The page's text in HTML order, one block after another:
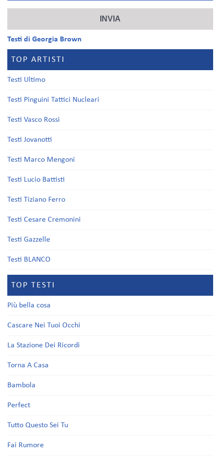
Testi di Georgia Brown
TOP ARTISTI
Testi Ultimo
Testi Pinguini Tattici Nucleari
Testi Vasco Rossi
Testi Jovanotti
Testi Marco Mengoni
Testi Lucio Battisti
Testi Tiziano Ferro
Testi Cesare Cremonini
Testi Gazzelle
Testi BLANCO
TOP TESTI
Più bella cosa
Cascare Nei Tuoi Occhi
La Stazione Dei Ricordi
Torna A Casa
Bambola
Perfect
Tutto Questo Sei Tu
Fai Rumore